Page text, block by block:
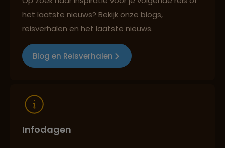
Best beoordeelde reisroutes
het laatste nieuws? Bekijk onze blogs,
reisverhalen en het laatste nieuws.
Blog en Reisverhalen
Infodagen